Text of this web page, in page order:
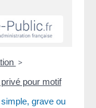
>
pour motif
grave ou